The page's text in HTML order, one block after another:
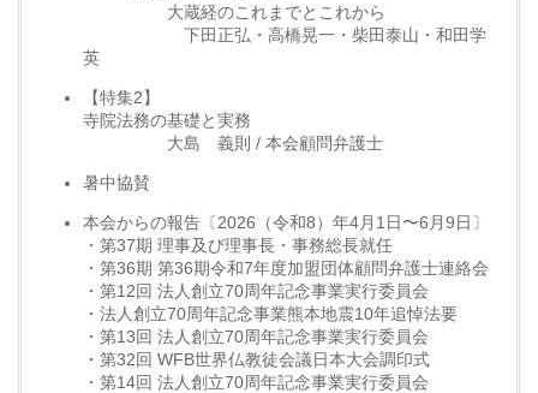
大蔵経のこれまでとこれから
下田正弘・高橋晃一・柴田泰山・和田学
英
【特集2】
寺院法務の基礎と実務
大島 義則 / 本会顧問弁護士
暑中協賛
本会からの報告〔2026（令和8）年4月1日〜6月9日〕
・第37期 理事及び理事長・事務総長就任
・第36期 第36期令和7年度加盟団体顧問弁護士連絡会
・第12回 法人創立70周年記念事業実行委員会
・法人創立70周年記念事業熊本地震10年追悼法要
・第13回 法人創立70周年記念事業実行委員会
・第32回 WFB世界仏教徒会議日本大会調印式
・第14回 法人創立70周年記念事業実行委員会